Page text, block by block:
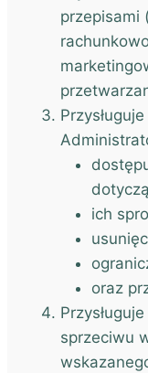
przepisami
ich
oraz
sprzeciwu